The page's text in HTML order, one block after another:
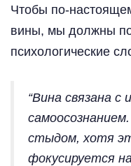
Чтобы по-
вины, мы должны
психологические
“Вина связана
стыдом, хотя
фокусируется